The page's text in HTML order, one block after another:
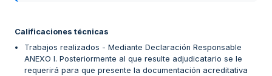
Calificaciones técnicas
Trabajos realizados - Mediante Declaración Responsable
ANEXO I. Posteriormente al que resulte adjudicatario se le
requerirá para que presente la documentación acreditativa